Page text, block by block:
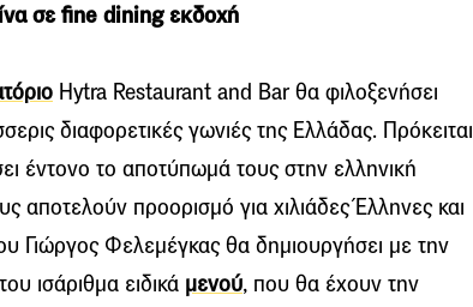
σε fine dining εκδοχή
Hytra Restaurant and Bar θα φιλοξενήσει
διαφορετικές γωνιές της Ελλάδας. Πρόκειται
έντονο το αποτύπωμά τους στην ελληνική
αποτελούν προορισμό για χιλιάδες Έλληνες και
Γιώργος Φελεμέγκας θα δημιουργήσει με την
ισάριθμα ειδικά μενού, που θα έχουν την